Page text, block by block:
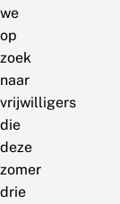
we
op
zoek
naar
vrijwilligers
die
deze
zomer
drie